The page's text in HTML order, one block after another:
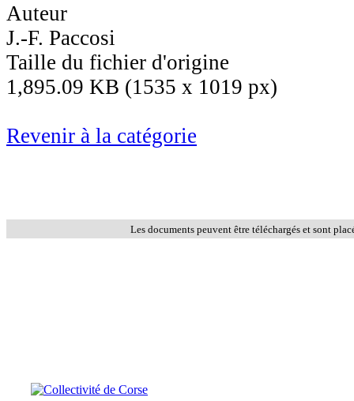
Auteur
J.-F. Paccosi
Taille du fichier d'origine
1,895.09 KB (1535 x 1019 px)
Revenir à la catégorie
Les documents peuvent être téléchargés et sont